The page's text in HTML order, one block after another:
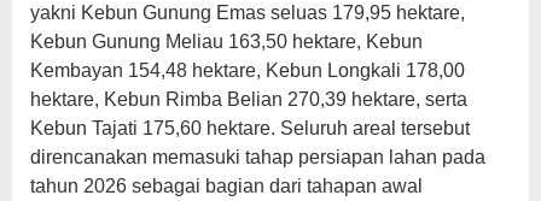
yakni Kebun Gunung Emas seluas 179,95 hektare,
Kebun Gunung Meliau 163,50 hektare, Kebun
Kembayan 154,48 hektare, Kebun Longkali 178,00
hektare, Kebun Rimba Belian 270,39 hektare, serta
Kebun Tajati 175,60 hektare. Seluruh areal tersebut
direncanakan memasuki tahap persiapan lahan pada
tahun 2026 sebagai bagian dari tahapan awal